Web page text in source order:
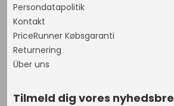
Persondatapolitik
Kontakt
PriceRunner Købsgaranti
Returnering
Über uns
Tilmeld dig vores